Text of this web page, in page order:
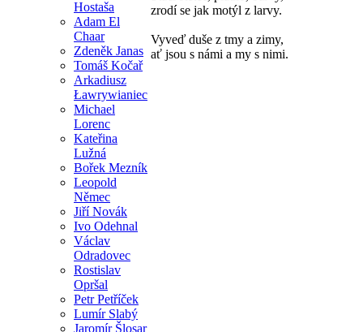
Hostaša
Adam El
Chaar
Zdeněk Janas
Tomáš Kočař
Arkadiusz
Ławrywianiec
Michael
Lorenc
Kateřina
Lužná
Bořek Mezník
Leopold
Němec
Jiří Novák
Ivo Odehnal
Václav
Odradovec
Rostislav
Opršal
Petr Petříček
Lumír Slabý
Jaromír Šlosar
zrodí se jak motýl z larvy.
Vyveď duše z tmy a zimy,
ať jsou s námi a my s nimi.